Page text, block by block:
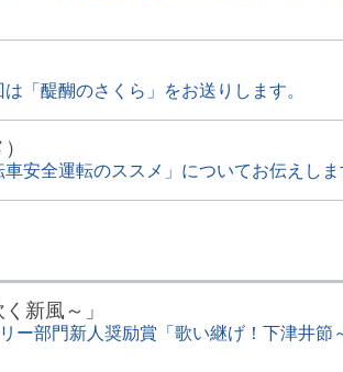
「醍醐のさくら」をお送りします。
安全運転のススメ」についてお伝えしま
新風～」
部門新人奨励賞「歌い継げ！下津井節